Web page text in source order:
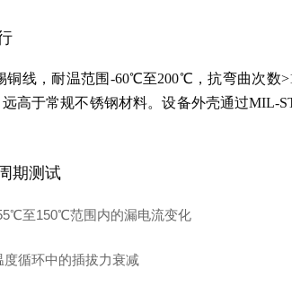
线，耐温范围-60℃至200℃，抗弯曲次数
高于常规不锈钢材料。设备外壳通过MIL-
期测试
至150℃范围内的漏电流变化
循环中的插拔力衰减